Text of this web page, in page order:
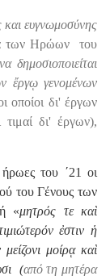
και ευγνωμοσύνης
των Ηρώων
του
δημοσιοποιείται
ἔργῳ γενομένων
οποίοι δι' έργων
τιμαί δι' έργων),
του ΄21 οι
του Γένους των
«μητρός τε καὶ
ἐστιν ἡ
μοίρᾳ καὶ
(από τη μητέρα